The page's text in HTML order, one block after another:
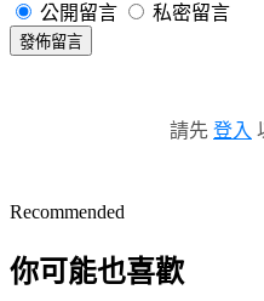
公開留言 私密留言
發佈留言
請先 登入
Recommended
你可能也喜歡